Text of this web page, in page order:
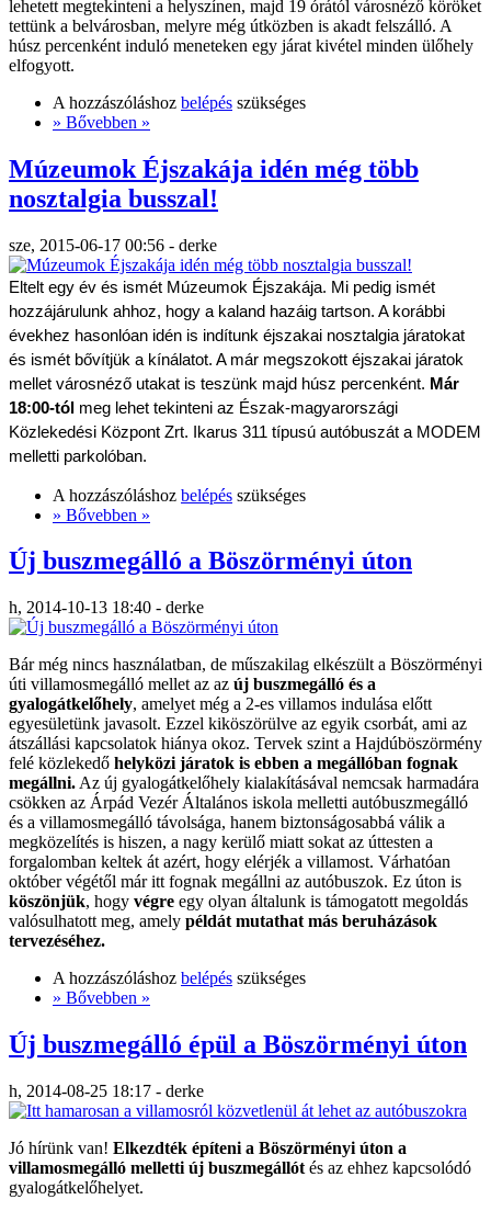
lehetett megtekinteni a helyszínen, majd 19 órától városnéző köröket
tettünk a belvárosban, melyre még útközben is akadt felszálló. A
húsz percenként induló meneteken egy járat kivétel minden ülőhely
elfogyott.
A hozzászóláshoz belépés szükséges
» Bővebben »
Múzeumok Éjszakája idén még több
nosztalgia busszal!
sze, 2015-06-17 00:56 - derke
Eltelt egy év és ismét Múzeumok Éjszakája. Mi pedig ismét
hozzájárulunk ahhoz, hogy a kaland hazáig tartson. A korábbi
évekhez hasonlóan idén is indítunk éjszakai nosztalgia járatokat
és ismét bővítjük a kínálatot. A már megszokott éjszakai járatok
mellet városnéző utakat is teszünk majd húsz percenként. Már
18:00-tól meg lehet tekinteni az Észak-magyarországi
Közlekedési Központ Zrt. Ikarus 311 típusú autóbuszát a MODEM
melletti parkolóban.
A hozzászóláshoz belépés szükséges
» Bővebben »
Új buszmegálló a Böszörményi úton
h, 2014-10-13 18:40 - derke
Bár még nincs használatban, de műszakilag elkészült a Böszörményi
úti villamosmegálló mellet az az új buszmegálló és a
gyalogátkelőhely, amelyet még a 2-es villamos indulása előtt
egyesületünk javasolt. Ezzel kiköszörülve az egyik csorbát, ami az
átszállási kapcsolatok hiánya okoz. Tervek szint a Hajdúböszörmény
felé közlekedő helyközi járatok is ebben a megállóban fognak
megállni. Az új gyalogátkelőhely kialakításával nemcsak harmadára
csökken az Árpád Vezér Általános iskola melletti autóbuszmegálló
és a villamosmegálló távolsága, hanem biztonságosabbá válik a
megközelítés is hiszen, a nagy kerülő miatt sokat az úttesten a
forgalomban keltek át azért, hogy elérjék a villamost. Várhatóan
október végétől már itt fognak megállni az autóbuszok. Ez úton is
köszönjük, hogy végre egy olyan általunk is támogatott megoldás
valósulhatott meg, amely példát mutathat más beruházások
tervezéséhez.
A hozzászóláshoz belépés szükséges
» Bővebben »
Új buszmegálló épül a Böszörményi úton
h, 2014-08-25 18:17 - derke
Jó hírünk van! Elkezdték építeni a Böszörményi úton a
villamosmegálló melletti új buszmegállót és az ehhez kapcsolódó
gyalogátkelőhelyet.